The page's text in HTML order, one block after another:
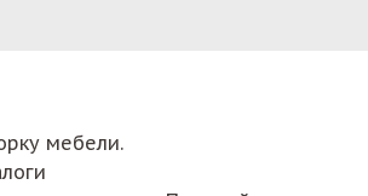
мебели.